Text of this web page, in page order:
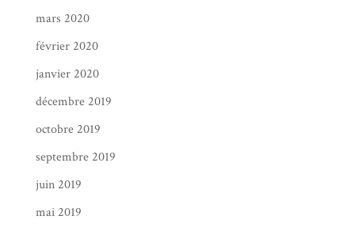
mars 2020
février 2020
janvier 2020
décembre 2019
octobre 2019
septembre 2019
juin 2019
mai 2019